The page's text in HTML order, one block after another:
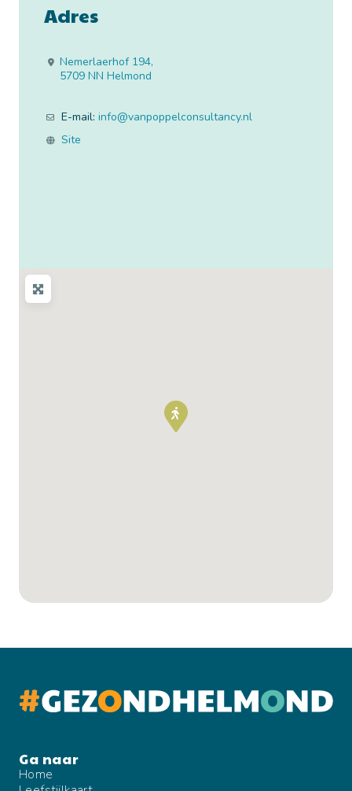
Adres
Nemerlaerhof 194,
5709 NN Helmond
E-mail: info@vanpoppelconsultancy.nl
Site
Home